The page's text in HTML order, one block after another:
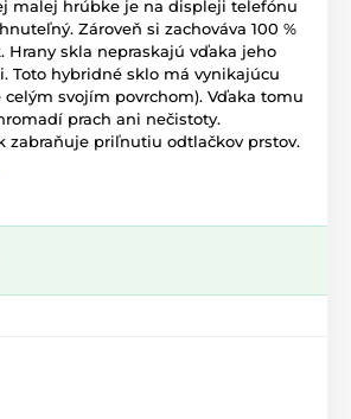
malej hrúbke je na displeji telefónu
Zároveň si zachováva 100 %
Hrany skla nepraskajú vďaka jeho
Toto hybridné sklo má vynikajúcu
svojím povrchom). Vďaka tomu
prach ani nečistoty.
zabraňuje priľnutiu odtlačkov prstov.